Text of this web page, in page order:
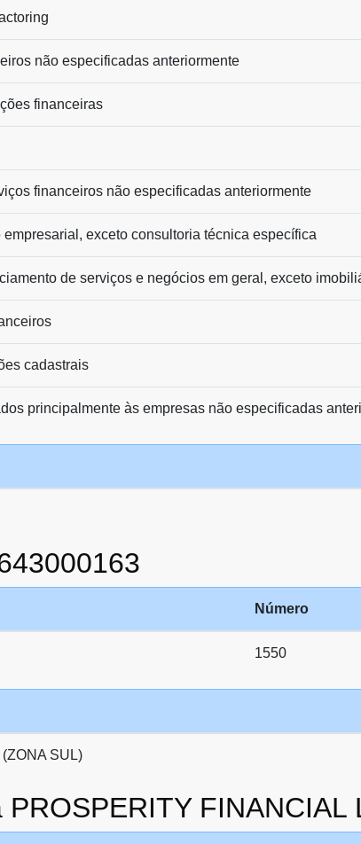
não especificadas anteriormente
financeiras
financeiros não especificadas anteriormente
exceto consultoria técnica específica
de serviços e negócios em geral, exceto
cadastrais
principalmente às empresas não especificadas
Número
1550
SUL)
FINANCIAL